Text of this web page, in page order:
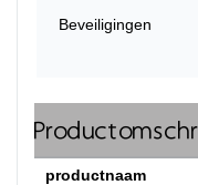
Beveiligingen
productnaam